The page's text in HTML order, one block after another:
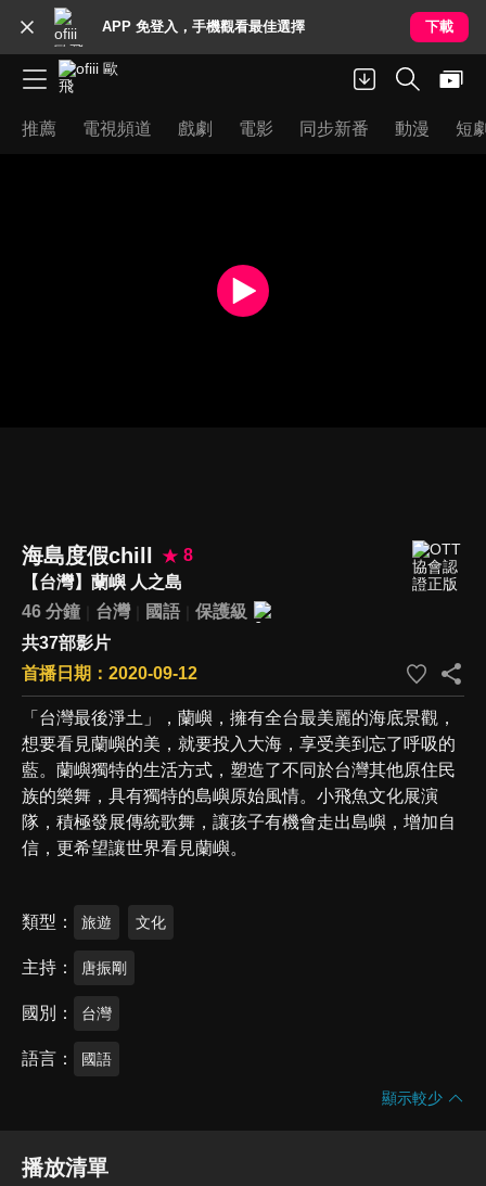
APP 免登入，手機觀看最佳選擇 下載
推薦 電視頻道 戲劇 電影 同步新番 動漫 短
海島度假chill
8
【台灣】蘭嶼 人之島
46 分鐘
台灣 國語
保護級
共37部影片
首播日期：2020-09-12
「台灣最後淨土」，蘭嶼，擁有全台最美麗的海底景觀，
想要看見蘭嶼的美，就要投入大海，享受美到忘了呼吸的
藍。蘭嶼獨特的生活方式，塑造了不同於台灣其他原住民
族的樂舞，具有獨特的島嶼原始風情。小飛魚文化展演
隊，積極發展傳統歌舞，讓孩子有機會走出島嶼，增加自
信，更希望讓世界看見蘭嶼。
類型 旅遊 文化
主持 唐振剛
國別 台灣
語言 國語
顯示較少
播放清單